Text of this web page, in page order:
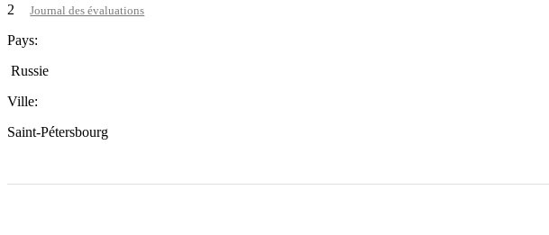
2
Journal des évaluations
Pays:
Russie
Ville:
Saint-Pétersbourg